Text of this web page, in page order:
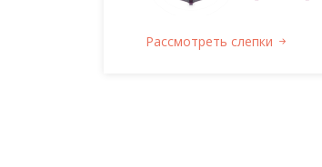
Рассмотреть слепки